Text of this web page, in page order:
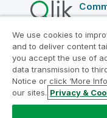
Contrats juridiques
Conditions
Legal Policies
Conditions
Do Not Share My Info
We use cookies to
and to deliver content
you accept the use of
data transmission to
Notice or click ‘More
our sites. Privacy &